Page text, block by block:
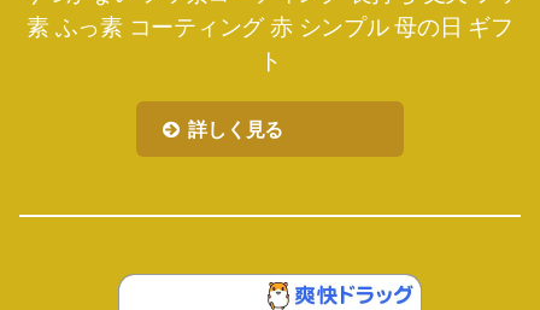
素 ふっ素 コーティング 赤 シンプル 母の日 ギフ
ト
詳しく見る